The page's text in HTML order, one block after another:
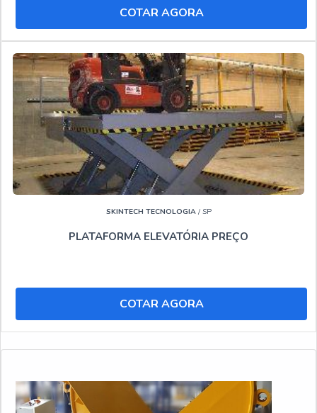
material de ótima qualidade e tecnologia de ponta onde,
somado a performance de uma equipe de profissionais
especializados e chat com atendimento humano, garante a
melhor experiência para seus clientes.."
COTAR AGORA
SKINTECH TECNOLOGIA/ SP
PLATAFORMA ELEVATÓRIA PREÇO
COTAR AGORA